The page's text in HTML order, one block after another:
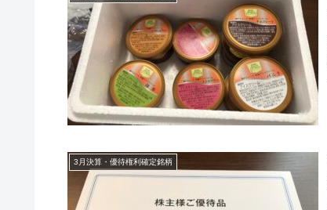
3月決算・優待権利確定銘柄